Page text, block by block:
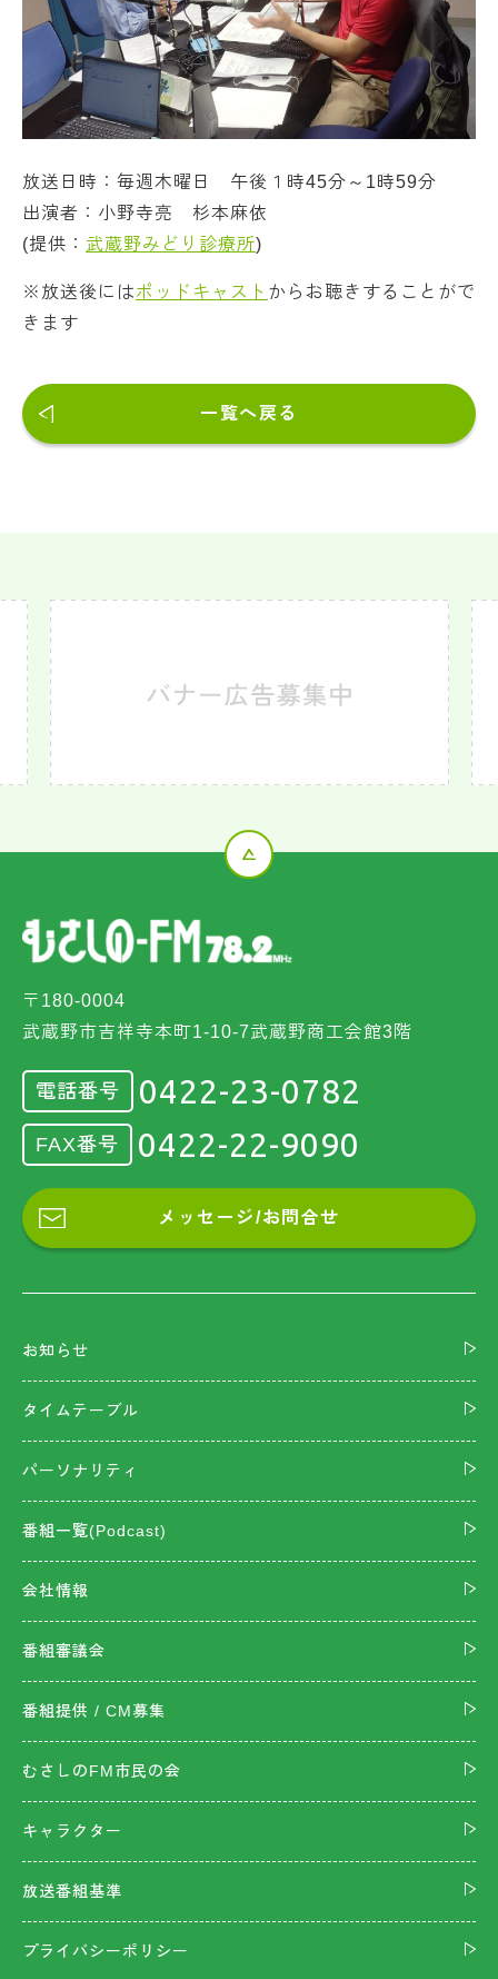
放送日時：毎週木曜日 午後１時45分～1時59分
出演者：小野寺亮 杉本麻依
(提供： 武蔵野みどり診療所)
※放送後にはポッドキャスト からお聴きすることがで
きます
一覧へ戻る
〒180-0004
武蔵野市吉祥寺本町1-10-7武蔵野商工会館3階
電話番号 0422-23-0782
FAX番号 0422-22-9090
メッセージ/お問合せ
お知らせ
タイムテーブル
パーソナリティ
番組一覧(Podcast)
会社情報
番組審議会
番組提供 / CM募集
むさしのFM市民の会
キャラクター
放送番組基準
プライバシーポリシー